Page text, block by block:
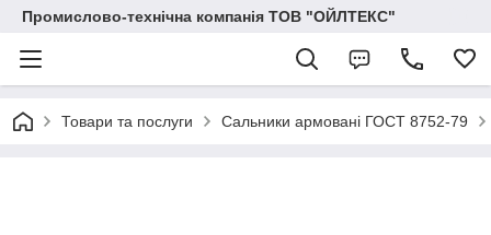
Промислово-технічна компанія ТОВ "ОЙЛТЕКС"
Товари та послуги Сальники армовані ГОСТ 8752-79